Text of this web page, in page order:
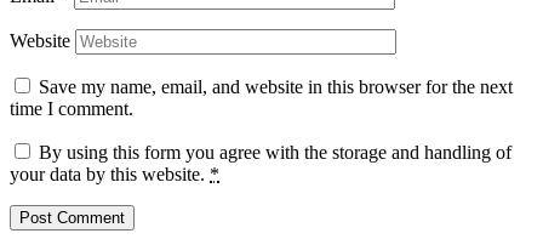
Website
Save my name, email, and website in this browser for the next
time I comment.
By using this form you agree with the storage and handling of
your data by this website. *